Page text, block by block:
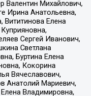
Валентин Михайлович,
Ирина Анатольевна,
Вититинова Елена
Сергей Иванович,
Светлана
Буртина Елена
Кокорина
Вячеславович,
Анатолий Мариевич,
Владимировна,